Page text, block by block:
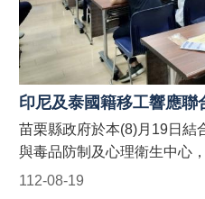
安
全
政
策
政
府
網
站
資
112-08-19
苗栗縣政府於本(8)月19日結
與毒品防制及心理衛生中心
有限公司針對外籍移工宣導